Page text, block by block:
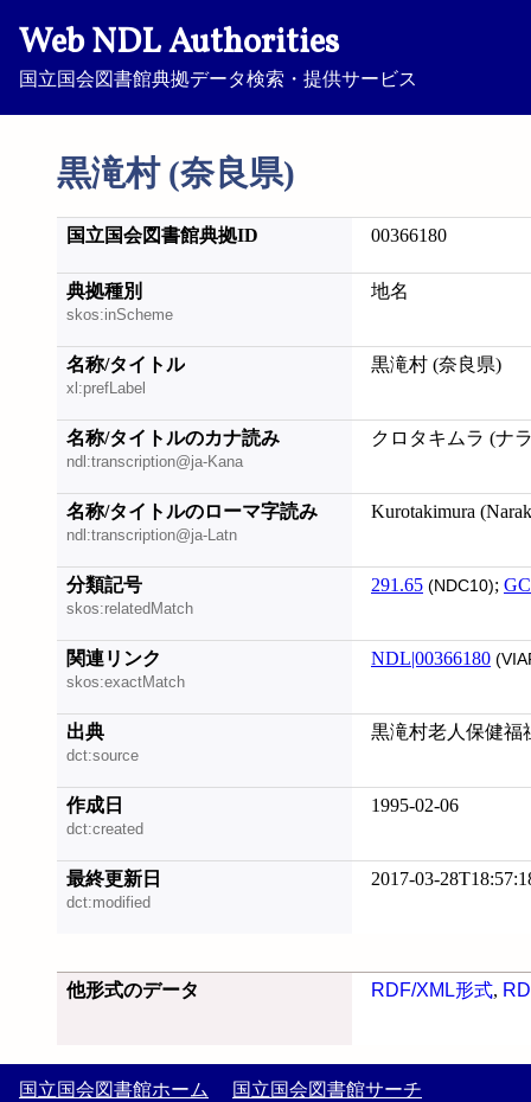
Web NDL Authorities
国立国会図書館典拠データ検索・提供サービス
黒滝村 (奈良県)
国立国会図書館典拠ID 00366180
典拠種別
skos:inScheme
地名
名称/タイトル
xl:prefLabel
黒滝村 (奈良県)
名称/タイトルのカナ読み
ndl:transcription@ja-Kana
クロタキムラ (ナ
名称/タイトルのローマ字読み
ndl:transcription@ja-Latn
Kurotakimura
分類記号
skos:relatedMatch
291.65 (NDC10);
関連リンク
skos:exactMatch
NDL|00366180
出典
dct:source
黒滝村老人保健福
作成日
dct:created
1995-02-06
最終更新日
dct:modified
2017-03-
他形式のデータ RDF/XML形式,
国立国会図書館ホーム 国立国会図書館サーチ